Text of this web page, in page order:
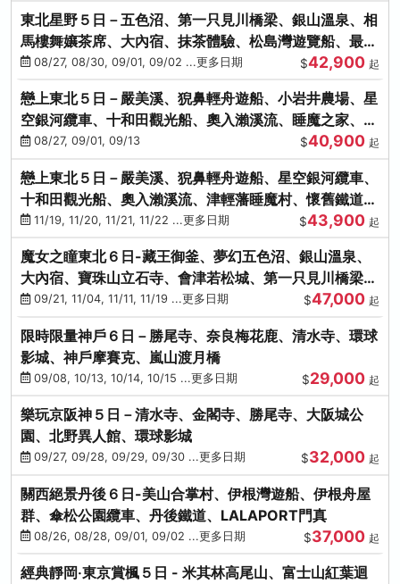
東北星野５日－五色沼、第一只見川橋梁、銀山溫泉、相
馬樓舞孃茶席、大內宿、抹茶體驗、松島灣遊覽船、最上
川輕舟、螃蟹御膳
08/27, 08/30, 09/01, 09/02 ...更多日期 $42,900 起
戀上東北５日－嚴美溪、猊鼻輕舟遊船、小岩井農場、星
空銀河纜車、十和田觀光船、奧入瀨溪流、睡魔之家、朱
紅社殿（仙台／青森）
08/27, 09/01, 09/13 $40,900 起
戀上東北５日－嚴美溪、猊鼻輕舟遊船、星空銀河纜車、
十和田觀光船、奧入瀨溪流、津輕藩睡魔村、懷舊鐵道
（青森／仙台）
11/19, 11/20, 11/21, 11/22 ...更多日期 $43,900 起
魔女之瞳東北６日-藏王御釜、夢幻五色沼、銀山溫泉、
大內宿、寶珠山立石寺、會津若松城、第一只見川橋梁、
燒肉吃到飽
09/21, 11/04, 11/11, 11/19 ...更多日期 $47,000 起
限時限量神戶６日－勝尾寺、奈良梅花鹿、清水寺、環球
影城、神戶摩賽克、嵐山渡月橋
09/08, 10/13, 10/14, 10/15 ...更多日期 $29,000 起
樂玩京阪神５日－清水寺、金閣寺、勝尾寺、大阪城公
園、北野異人館、環球影城
09/27, 09/28, 09/29, 09/30 ...更多日期 $32,000 起
關西絕景丹後６日-美山合掌村、伊根灣遊船、伊根舟屋
群、傘松公園纜車、丹後鐵道、LALAPORT門真
08/26, 08/28, 09/01, 09/02 ...更多日期 $37,000 起
經典靜岡‧東京賞楓５日 - 米其林高尾山、富士山紅葉迴